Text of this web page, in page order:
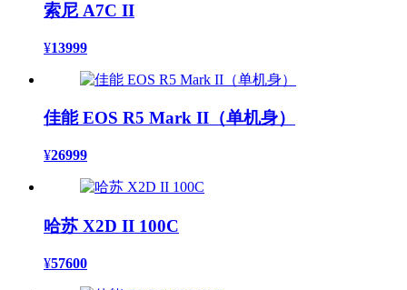
索尼 A7C II
¥13999
佳能 EOS R5 Mark II（单机身）
¥26999
哈苏 X2D II 100C
¥57600